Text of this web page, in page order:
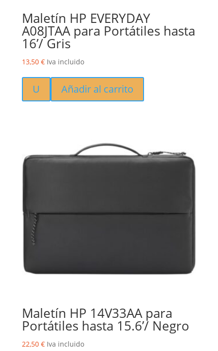
Maletín HP EVERYDAY
A08JTAA para Portátiles hasta
16’/ Gris
13,50 € Iva incluido
U Añadir al carrito
Maletín HP 14V33AA para
Portátiles hasta 15.6’/ Negro
22,50 € Iva incluido